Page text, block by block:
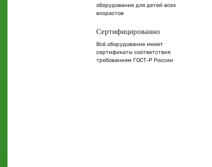
оборудование для детей всех
возрастов
Сертифицированно
Всё оборудование имеет
сертификаты соответствия
требованиям ГОСТ-Р России